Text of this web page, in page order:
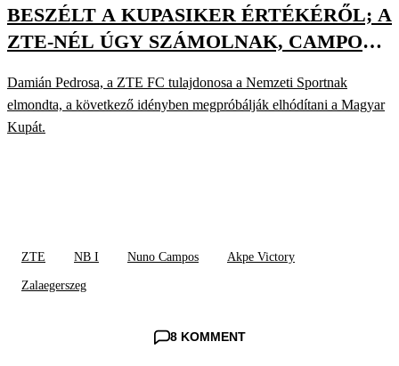
BESZÉLT A KUPASIKER ÉRTÉKÉRŐL; A
ZTE-NÉL ÚGY SZÁMOLNAK, CAMPOS
Damián Pedrosa, a ZTE FC tulajdonosa a Nemzeti Sportnak
elmondta, a következő idényben megpróbálják elhódítani a Magyar
Kupát.
ZTE NB I Nuno Campos Akpe Victory
Zalaegerszeg
8 KOMMENT